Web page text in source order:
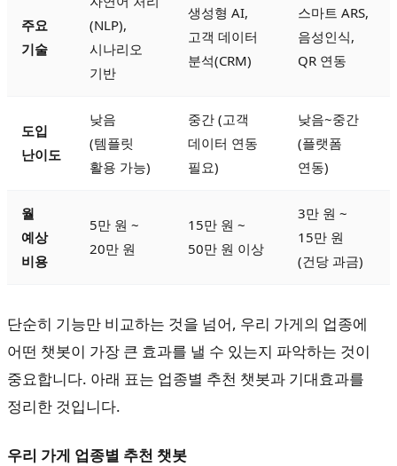
주요
기술
(NLP),
시나리오
기반
생성형 AI,
고객 데이터
분석(CRM)
스마트 ARS,
음성인식,
QR 연동
도입
난이도
낮음
(템플릿
활용 가능)
중간 (고객
데이터 연동
필요)
낮음~중간
(플랫폼
연동)
월
예상
비용
5만 원 ~
20만 원
15만 원 ~
50만 원 이상
3만 원 ~
15만 원
(건당 과금)
단순히 기능만 비교하는 것을 넘어, 우리 가게의 업종에
어떤 챗봇이 가장 큰 효과를 낼 수 있는지 파악하는 것이
중요합니다. 아래 표는 업종별 추천 챗봇과 기대효과를
정리한 것입니다.
우리 가게 업종별 추천 챗봇